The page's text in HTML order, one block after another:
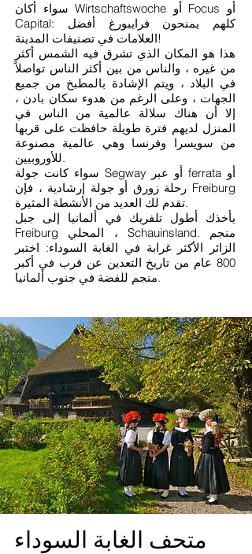
سواء أكان Wirtschaftswoche أو Focus أو
Capital: كلهم يمنحون فرايبورغ أفضل
العلامات في تصنيفات المدينة!
هذا هو المكان الذي تشرق فيه الشمس أكثر
من غيره ، والناس من بين أكثر الناس تواصلاً
في البلاد ، ويتم الإشادة بالمطبخ من جميع
الجهات ، وعلى الرغم من هدوء سكان بادن ،
إلا أن هناك سلالة عالمية من الناس في
المنزل لديهم فترة طويلة حافظت على قربها
من سويسرا وفرنسا وهي عالمية مصنوعة
للأوروبيين.
سواء كانت جولة Segway أو عبر ferrata أو
رحلة زورق أو جولة إرشادية ، فإن Freiburg
تقدم لك العديد من الأنشطة المثيرة.
يأخذك أطول تلفريك في ألمانيا إلى جبل
Freiburg المحلي ، Schauinsland. منجم
الزائر الأكثر غرابة في الغابة السوداء: اختبر
800 عام من تاريخ التعدين عن قرب في أكبر
منجم للفضة في جنوب ألمانيا.
متحف الغابة السوداء